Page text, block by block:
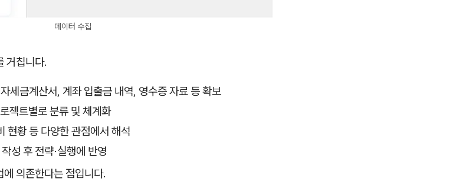
데이터 수집
거칩니다.
세금계산서, 계좌 입출금 내역, 영수증 자료 등 확보
젝트별로 분류 및 체계화
현황 등 다양한 관점에서 해석
성 후 전략·실행에 반영
의존한다는 점입니다.